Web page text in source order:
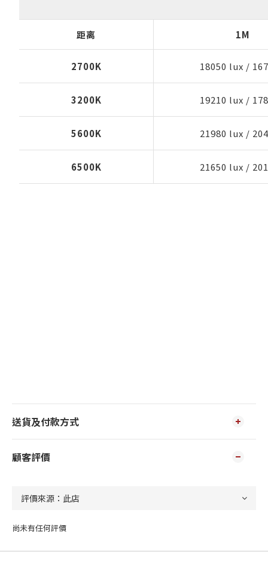
距离 1M
2700K 18050 lux /
3200K 19210 lux /
5600K 21980 lux /
6500K 21650 lux /
送貨及付款方式
顧客評價
尚未有任何評價